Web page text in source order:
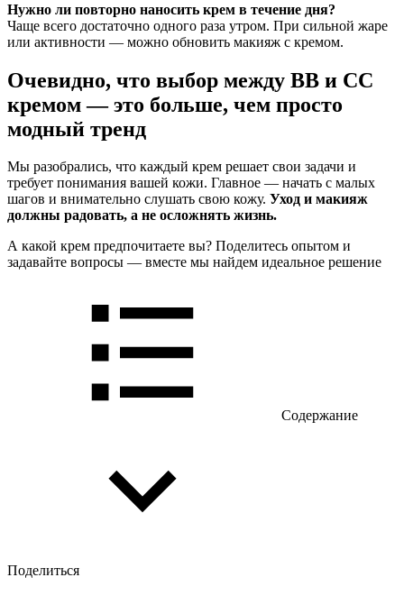
Нужно ли повторно наносить крем в течение дня?
Чаще всего достаточно одного раза утром. При сильной жаре
или активности — можно обновить макияж с кремом.
Очевидно, что выбор между BB и CC
кремом — это больше, чем просто
модный тренд
Мы разобрались, что каждый крем решает свои задачи и
требует понимания вашей кожи. Главное — начать с малых
шагов и внимательно слушать свою кожу. Уход и макияж
должны радовать, а не осложнять жизнь.
А какой крем предпочитаете вы? Поделитесь опытом и
задавайте вопросы — вместе мы найдем идеальное решение
Содержание
Поделиться